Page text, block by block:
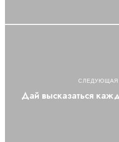
СЛЕДУЮЩАЯ
Дай высказаться